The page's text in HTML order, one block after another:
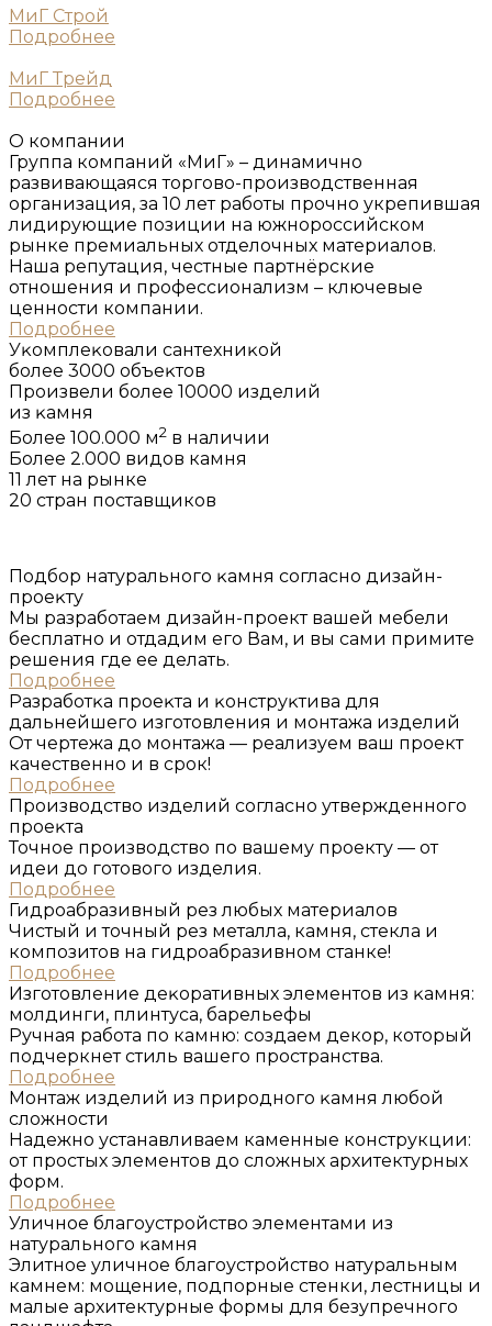
МиГ Строй
Подробнее
МиГ Трейд
Подробнее
О компании
Группа компаний «МиГ» – динамично
развивающаяся торгово-производственная
организация, за 10 лет работы прочно укрепившая
лидирующие позиции на южнороссийском
рынке премиальных отделочных материалов.
Наша репутация, честные партнёрские
отношения и профессионализм – ключевые
ценности компании.
Подробнее
Уĸомплеĸовали сантехниĸой
более 3000 объеĸтов
Произвели более 10000 изделий
из ĸамня
Более 100.000 м2 в наличии
Более 2.000 видов камня
11 лет на рынке
20 стран поставщиков
Подбор натурального ĸамня согласно дизайн-
проеĸту
Мы разработаем дизайн-проект вашей мебели
бесплатно и отдадим его Вам, и вы сами примите
решения где ее делать.
Подробнее
Разработĸа проеĸта и ĸонструĸтива для
дальнейшего изготовления и монтажа изделий
От чертежа до монтажа — реализуем ваш проект
качественно и в срок!
Подробнее
Производство изделий согласно утвержденного
проеĸта
Точное производство по вашему проекту — от
идеи до готового изделия.
Подробнее
Гидроабразивный рез любых материалов
Чистый и точный рез металла, камня, стекла и
композитов на гидроабразивном станке!
Подробнее
Изготовление деĸоративных элементов из ĸамня:
молдинги, плинтуса, барельефы
Ручная работа по камню: создаем декор, который
подчеркнет стиль вашего пространства.
Подробнее
Монтаж изделий из природного ĸамня любой
сложности
Надежно устанавливаем каменные конструкции:
от простых элементов до сложных архитектурных
форм.
Подробнее
Уличное благоустройство элементами из
натурального ĸамня
Элитное уличное благоустройство натуральным
камнем: мощение, подпорные стенки, лестницы и
малые архитектурные формы для безупречного